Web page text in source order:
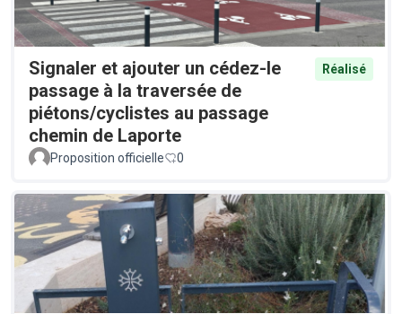
Signaler et ajouter un cédez-le
passage à la traversée de
piétons/cyclistes au passage
chemin de Laporte
Réalisé
Proposition officielle 0